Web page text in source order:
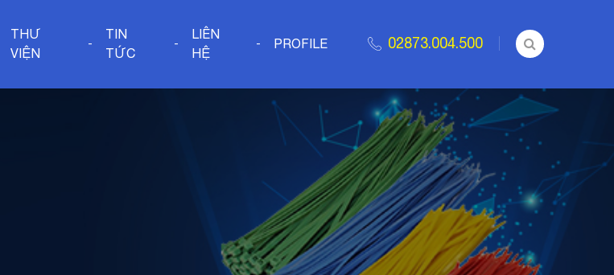
THƯ
VIỆN
TIN
TỨC
LIÊN
HỆ
PROFILE 02873.004.500